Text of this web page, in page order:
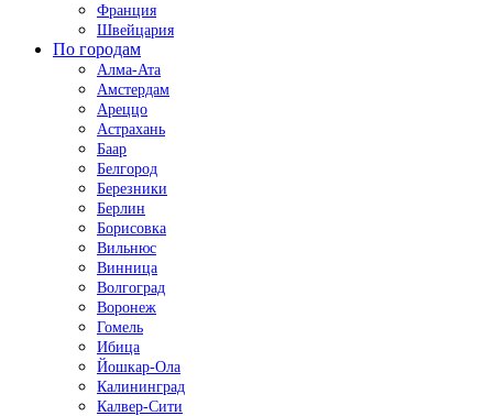
Франция
Швейцария
По городам
Алма-Ата
Амстердам
Ареццо
Астрахань
Баар
Белгород
Березники
Берлин
Борисовка
Вильнюс
Винница
Волгоград
Воронеж
Гомель
Ибица
Йошкар-Ола
Калининград
Калвер-Сити